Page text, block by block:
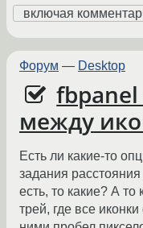
Форум — Desktop
fbpanel
между
Есть ли какие-то
задания
есть, то какие? А то
трей, где все